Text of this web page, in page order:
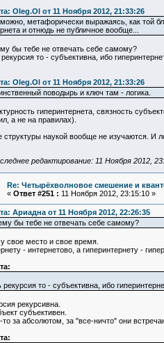
Oleg.Ol от 11 Ноября 2012, 21:33:26
метафорически выражаясь, как той
и отнюдь не публичное вообще...
бы тебе не отвечать себе самому?
рекурсия то - субъективна, ибо
Oleg.Ol от 11 Ноября 2012, 21:33:26
поводырь и ключ там - логика.
гиперинтернета, связность
а не на правилах).
структуры наукой вообще не изучаются. И
редактирование: 11 Ноября 2012,
Re: Четырёхволновое смешение и
« Ответ #251 : 11 Ноября 2012, 23:15:10 »
Ариадна от 11 Ноября 2012, 22:26:35
бы тебе не отвечать себе самому?
свое место и свое время.
- интернетово, а гиперинтернету -
рекурсия то - субъективна, ибо
рекурсивна.
субъективен.
то за абсолютом, за "все-ничто" они